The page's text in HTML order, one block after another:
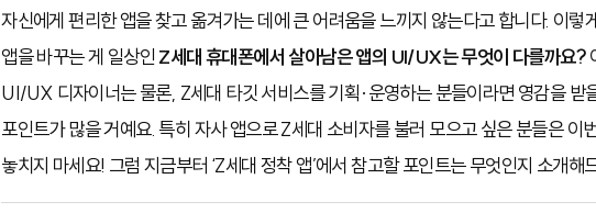
자신에게 편리한 앱을 찾고 옮겨가는 데에 큰 어려움을 느끼지 않는다고 합니다. 이렇
앱을 바꾸는 게 일상인 Z세대 휴대폰에서 살아남은 앱의 UI/UX는 무엇이 다를까요?
UI/UX 디자이너는 물론, Z세대 타깃 서비스를 기획·운영하는 분들이라면 영감을 받
포인트가 많을 거예요. 특히 자사 앱으로 Z세대 소비자를 불러 모으고 싶은 분들은 이
놓치지 마세요! 그럼 지금부터 ‘Z세대 정착 앱’에서 참고할 포인트는 무엇인지 소개해